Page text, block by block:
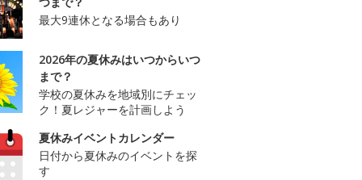
最大9連休となる場合もあり
2026年の夏休みはいつからいつ
まで？
学校の夏休みを地域別にチェッ
ク！夏レジャーを計画しよう
夏休みイベントカレンダー
日付から夏休みのイベントを探
す